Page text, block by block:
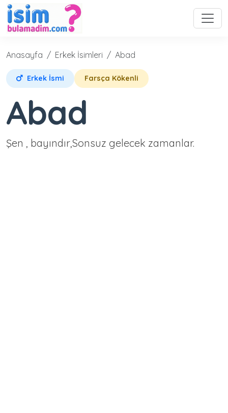
Anasayfa Erkek İsimleri Abad
Erkek İsmi Farsça Kökenli
Abad
Şen , bayındır,Sonsuz gelecek zamanlar.